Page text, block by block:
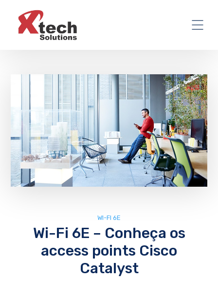
WI-FI 6E
Wi-Fi 6E – Conheça os
access points Cisco
Catalyst